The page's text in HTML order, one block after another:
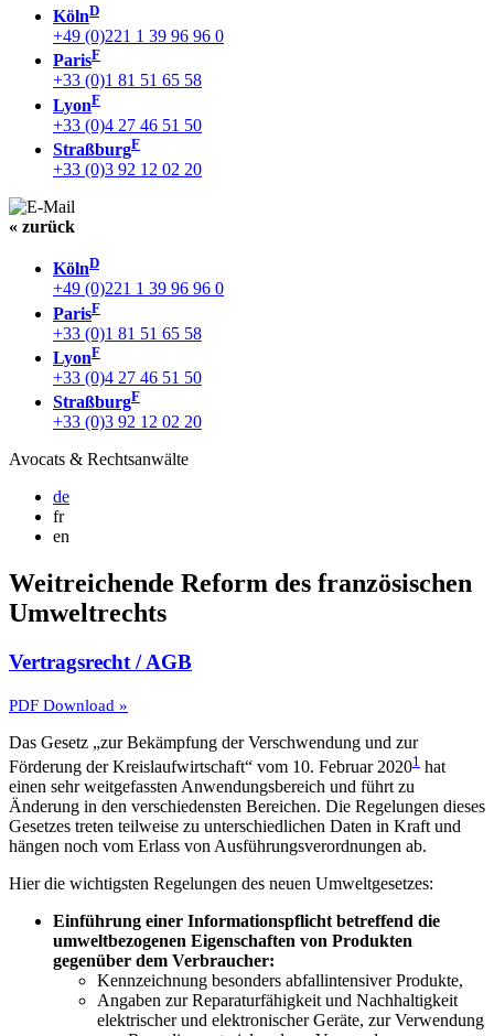
KölnD
+49 (0)221 1 39 96 96 0
ParisF
+33 (0)1 81 51 65 58
LyonF
+33 (0)4 27 46 51 50
StraßburgF
+33 (0)3 92 12 02 20
« zurück
KölnD
+49 (0)221 1 39 96 96 0
ParisF
+33 (0)1 81 51 65 58
LyonF
+33 (0)4 27 46 51 50
StraßburgF
+33 (0)3 92 12 02 20
Avocats & Rechtsanwälte
de
fr
en
Weitreichende Reform des französischen
Umweltrechts
Vertragsrecht / AGB
PDF Download »
Das Gesetz „zur Bekämpfung der Verschwendung und zur
Förderung der Kreislaufwirtschaft“ vom 10. Februar 20201 hat
einen sehr weitgefassten Anwendungsbereich und führt zu
Änderung in den verschiedensten Bereichen. Die Regelungen dieses
Gesetzes treten teilweise zu unterschiedlichen Daten in Kraft und
hängen noch vom Erlass von Ausführungsverordnungen ab.
Hier die wichtigsten Regelungen des neuen Umweltgesetzes:
Einführung einer Informationspflicht betreffend die
umweltbezogenen Eigenschaften von Produkten
gegenüber dem Verbraucher:
Kennzeichnung besonders abfallintensiver Produkte,
Angaben zur Reparaturfähigkeit und Nachhaltigkeit
elektrischer und elektronischer Geräte, zur Verwendung